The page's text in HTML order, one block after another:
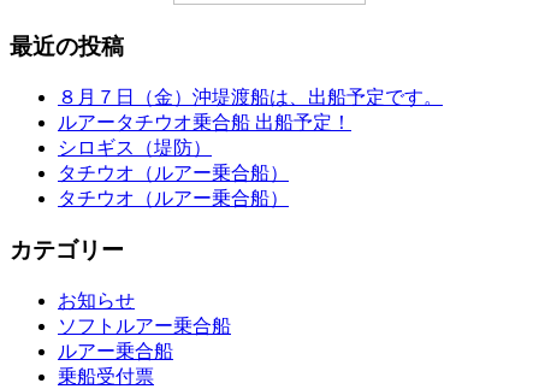
最近の投稿
８月７日（金）沖堤渡船は、出船予定です。
ルアータチウオ乗合船 出船予定！
シロギス（堤防）
タチウオ（ルアー乗合船）
タチウオ（ルアー乗合船）
カテゴリー
お知らせ
ソフトルアー乗合船
ルアー乗合船
乗船受付票